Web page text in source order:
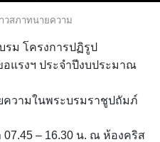
วสภาทนายความ
รม โครงการปฏิรูป
แรงฯ ประจำปีงบประมาณ
ความในพระบรมราชูปถัมภ์
07.45 – 16.30 น. ณ ห้องคริส